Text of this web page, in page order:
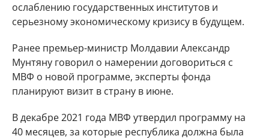
ослаблению государственных институтов и
серьезному экономическому кризису в будущем.
Ранее премьер-министр Молдавии Александр
Мунтяну говорил о намерении договориться с
МВФ о новой программе, эксперты фонда
планируют визит в страну в июне.
В декабре 2021 года МВФ утвердил программу на
40 месяцев, за которые республика должна была